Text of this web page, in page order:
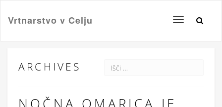
Toggle
Vrtnarstvo v Celju
ARCHIVES